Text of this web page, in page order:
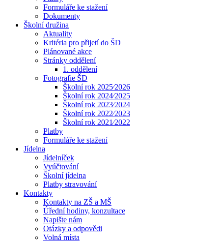
Formuláře ke stažení
Dokumenty
Školní družina
Aktuality
Kritéria pro přijetí do ŠD
Plánované akce
Stránky oddělení
1. oddělení
Fotografie ŠD
Školní rok 2025⁄2026
Školní rok 2024⁄2025
Školní rok 2023⁄2024
Školní rok 2022⁄2023
Školní rok 2021⁄2022
Platby
Formuláře ke stažení
Jídelna
Jídelníček
Vyúčtování
Školní jídelna
Platby stravování
Kontakty
Kontakty na ZŠ a MŠ
Úřední hodiny, konzultace
Napište nám
Otázky a odpovědi
Volná místa